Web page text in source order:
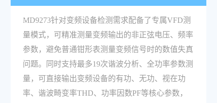
势？
MD9273针对变频设备检测需求配备了专属VFD测
量模式，可精准测量变频输出的非正弦电压、频率
参数，避免普通钳形表测量变频信号时的数值失真
问题。同时支持最多19次谐波分析、全功率参数测
量，可直接输出变频设备的有功、无功、视在功
率、谐波畸变率THD、功率因数PF等核心参数，